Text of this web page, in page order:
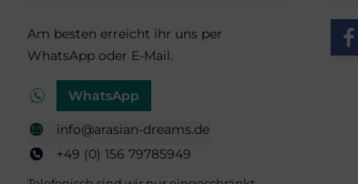
Am besten erreicht ihr uns per
WhatsApp oder E-Mail.
WhatsApp
info@arasian-dreams.de
+49 (0) 156 79785949